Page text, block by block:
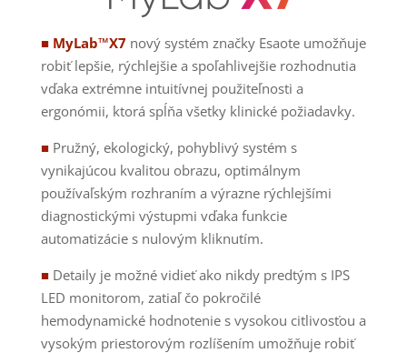
■ MyLab™X7nový systém značky Esaote umožňuje
robiť lepšie, rýchlejšie a spoľahlivejšie rozhodnutia
vďaka extrémne intuitívnej použiteľnosti a
ergonómii, ktorá spĺňa všetky klinické požiadavky.
■ Pružný, ekologický, pohyblivý systém s
vynikajúcou kvalitou obrazu, optimálnym
používaľským rozhraním a výrazne rýchlejšími
diagnostickými výstupmi vďaka funkcie
automatizácie s nulovým kliknutím.
■Detaily je možné vidieť ako nikdy predtým s IPS
LED monitorom, zatiaľ čo pokročilé
hemodynamické hodnotenie s vysokou citlivosťou a
vysokým priestorovým rozlíšením umožňuje robiť